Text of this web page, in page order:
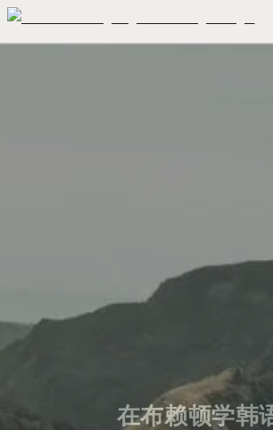
在布赖顿学韩